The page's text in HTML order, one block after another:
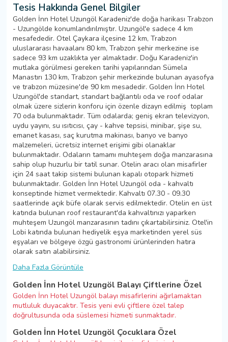
Tesis Hakkında Genel Bilgiler
Golden İnn Hotel Uzungöl Karadeniz'de doğa harikası Trabzon
- Uzungölde konumlandırılmıştır. Uzungöl'e sadece 4 km
mesafededir. Otel Çaykara ilçesine 12 km, Trabzon
uluslararası havaalanı 80 km, Trabzon şehir merkezine ise
sadece 93 km uzaklıkta yer almaktadır. Doğu Karadeniz'in
mutlaka görülmesi gereken tarihi yapılarından Sümela
Manastırı 130 km, Trabzon şehir merkezinde bulunan ayasofya
ve trabzon müzesine'de 90 km mesadedir. Golden İnn Hotel
Uzungöl'de standart, standart bağlantılı oda ve roof odalar
olmak üzere sizlerin konforu için özenle dizayn edilmiş toplam
70 oda bulunmaktadır. Tüm odalarda; geniş ekran televizyon,
uydu yayını, su ısıtıcısı, çay - kahve tepsisi, minibar, şişe su,
emanet kasası, saç kurutma makinası, banyo ve banyo
malzemeleri, ücretsiz internet erişimi gibi olanaklar
bulunmaktadır. Odaların tamamı muhteşem doğa manzarasına
sahip olup huzurlu bir tatil sunar. Otelin aracı olan misafirler
için 24 saat takip sistemi bulunan kapalı otopark hizmeti
bulunmaktadır. Golden İnn Hotel Uzungöl oda - kahvaltı
konseptinde hizmet vermektedir. Kahvaltı 07.30 - 09.30
saatlerinde açık büfe olarak servis edilmektedir. Otelin en üst
katında bulunan roof restaurant'da kahvaltınızı yaparken
muhteşem Uzungöl manzarasının tadını çıkartabilirsiniz. Otel'in
Lobi katında bulunan hediyelik eşya marketinden yerel süs
eşyaları ve bölgeye özgü gastronomi ürünlerinden hatıra
olarak satın alabilirsiniz.
Daha Fazla Görüntüle
Golden İnn Hotel Uzungöl Balayı Çiftlerine Özel
Golden İnn Hotel Uzungöl balayı misafirlerini ağırlamaktan
mutluluk duyacaktır. Tesis yeni evli çiftlere özel talep
doğrultusunda oda süslemesi hizmeti sunmaktadır.
Golden İnn Hotel Uzungöl Çocuklara Özel